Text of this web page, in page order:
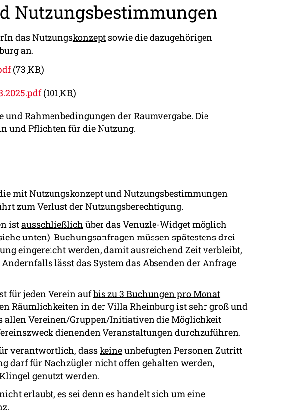
Nutzungsbestimmungen
das Nutzungskonzeptsowie die dazugehörigen
an.
(73 KB)
(101KB)
und Rahmenbedingungen der Raumvergabe. Die
und Pflichten für die Nutzung.
mit Nutzungskonzept und Nutzungsbestimmungen
zum Verlust der Nutzungsberechtigung.
istausschließlich über das Venuzle-Widget möglich
unten). Buchungsanfragen müssen spätestens drei
eingereicht werden, damit ausreichend Zeit verbleibt,
lässt das System das Absenden der Anfrage
für jeden Verein aufbis zu 3 Buchungen pro Monat
Räumlichkeiten in der Villa Rheinburg ist sehr groß und
allen Vereinen/Gruppen/Initiativen die Möglichkeit
dienenden Veranstaltungen durchzuführen.
verantwortlich, dasskeineunbefugten Personen Zutritt
darf für Nachzüglernichtoffen gehalten werden,
genutzt werden.
nichterlaubt, es sei denn es handelt sich um eine